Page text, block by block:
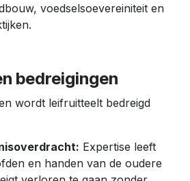
voedselsoevereiniteit en
bedreigingen
wordt leifruitteelt bedreigd
Expertise leeft
en handen van de oudere